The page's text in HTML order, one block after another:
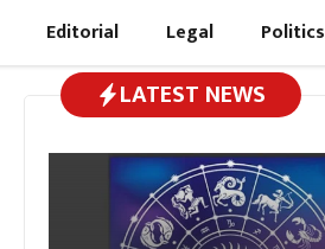
Editorial Legal Politics
LATEST NEWS